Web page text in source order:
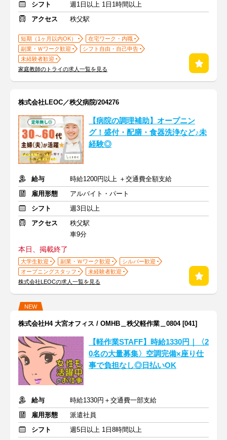
シフト
週1日以上 1日1時間以上
アクセス
秩父駅
短期（1ヶ月以内OK）
在宅ワーク・内職
副業・Ｗワーク歓迎
シフト自由・自己申告
未経験者歓迎
家庭教師のトライの求人一覧を見る
株式会社LEOC／秩父病院/204276
【病院の調理補助】オープニン
グ！盛付・配膳・食器洗浄など♪未
経験◎
給与
時給1200円以上 ＋交通費全額支給
雇用形態
アルバイト・パート
シフト
週3日以上
アクセス
秩父駅
車9分
本日、掲載終了
大学生歓迎 副業・Ｗワーク歓迎
シルバー歓迎
オープニングスタッフ
未経験者歓迎
株式会社LEOCの求人一覧を見る
NEW
株式会社H4 大宮オフィス / OMHB＿秩父軽作業＿0804 [041]
【軽作業STAFF】時給1330円｜〈2
0名の大量募集〉空調完備×座り仕
事で負担なし◎日払いOK
給与
時給1330円＋交通費一部支給
雇用形態
派遣社員
シフト
週5日以上 1日8時間以上